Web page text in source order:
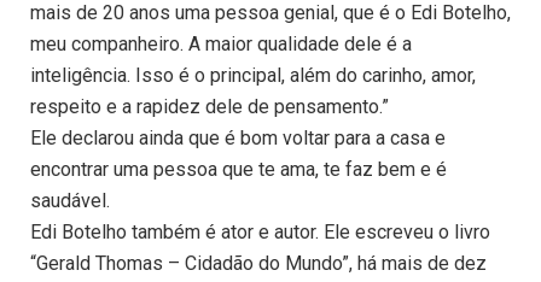
mais de 20 anos uma pessoa genial, que é o Edi Botelho,
meu companheiro. A maior qualidade dele é a
inteligência. Isso é o principal, além do carinho, amor,
respeito e a rapidez dele de pensamento.”
Ele declarou ainda que é bom voltar para a casa e
encontrar uma pessoa que te ama, te faz bem e é
saudável.
Edi Botelho também é ator e autor. Ele escreveu o livro
“Gerald Thomas – Cidadão do Mundo”, há mais de dez